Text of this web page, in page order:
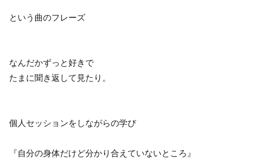
という曲のフレーズ
なんだかずっと好きで
たまに聞き返して見たり。
個人セッションをしながらの学び
『自分の身体だけど分かり合えていないところ』